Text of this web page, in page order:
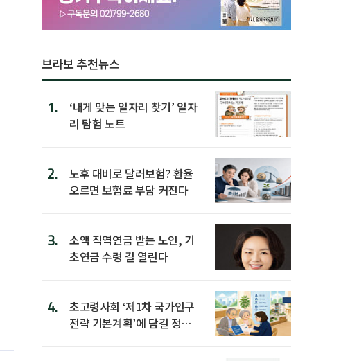
브라보 추천뉴스
1.
‘내게 맞는 일자리 찾기’ 일자
리 탐험 노트
2.
노후 대비로 달러보험? 환율
오르면 보험료 부담 커진다
3.
소액 직역연금 받는 노인, 기
초연금 수령 길 열린다
4.
초고령사회 ‘제1차 국가인구
전략 기본계획’에 담길 정책